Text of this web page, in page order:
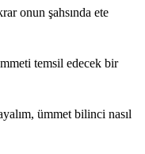
onun şahsında ete
temsil edecek bir
ümmet bilinci nasıl